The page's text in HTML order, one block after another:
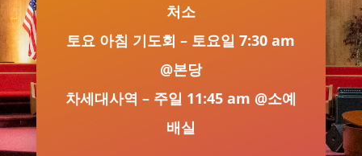
처소
토요 아침 기도회 – 토요일 7:30 am
@본당
차세대사역 – 주일 11:45 am @소예
배실